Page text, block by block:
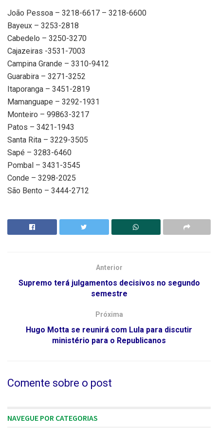
João Pessoa – 3218-6617 – 3218-6600
Bayeux – 3253-2818
Cabedelo – 3250-3270
Cajazeiras -3531-7003
Campina Grande – 3310-9412
Guarabira – 3271-3252
Itaporanga – 3451-2819
Mamanguape – 3292-1931
Monteiro – 99863-3217
Patos – 3421-1943
Santa Rita – 3229-3505
Sapé – 3283-6460
Pombal – 3431-3545
Conde – 3298-2025
São Bento – 3444-2712
Anterior
Supremo terá julgamentos decisivos no segundo
semestre
Próxima
Hugo Motta se reunirá com Lula para discutir
ministério para o Republicanos
Comente sobre o post
NAVEGUE POR CATEGORIAS